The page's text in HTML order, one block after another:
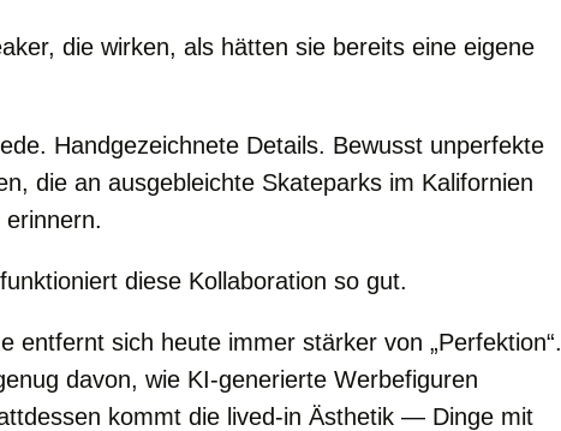
die wirken, als hätten sie bereits eine eigene
Handgezeichnete Details. Bewusst unperfekte
die an ausgebleichte Skateparks im Kalifornien
diese Kollaboration so gut.
entfernt sich heute immer stärker von „Perfektion“.
davon, wie KI-generierte Werbefiguren
kommt die lived-in Ästhetik — Dinge mit